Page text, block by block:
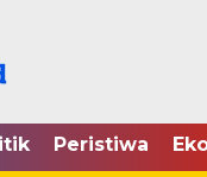
Peristiwa